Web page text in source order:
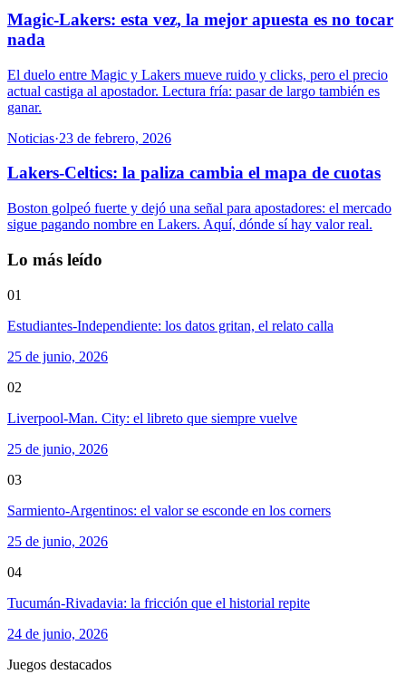
Magic-Lakers: esta vez, la mejor apuesta es no tocar
nada
El duelo entre Magic y Lakers mueve ruido y clicks, pero el precio
actual castiga al apostador. Lectura fría: pasar de largo también es
ganar.
Noticias·23 de febrero, 2026
Lakers-Celtics: la paliza cambia el mapa de cuotas
Boston golpeó fuerte y dejó una señal para apostadores: el mercado
sigue pagando nombre en Lakers. Aquí, dónde sí hay valor real.
Lo más leído
01
Estudiantes-Independiente: los datos gritan, el relato calla
25 de junio, 2026
02
Liverpool-Man. City: el libreto que siempre vuelve
25 de junio, 2026
03
Sarmiento-Argentinos: el valor se esconde en los corners
25 de junio, 2026
04
Tucumán-Rivadavia: la fricción que el historial repite
24 de junio, 2026
Juegos destacados